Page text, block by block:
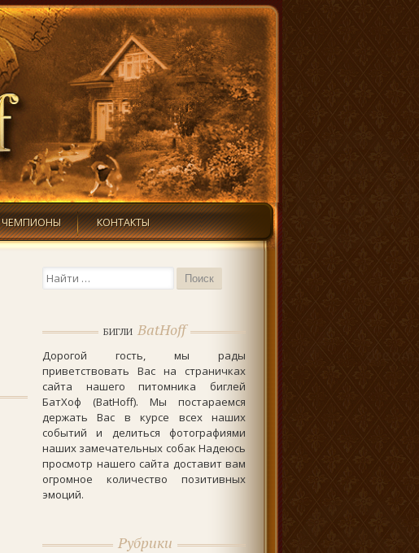
ЧЕМПИОНЫ КОНТАКТЫ
Поиск...
БИГЛИ BatHoff
Дорогой гость, мы рады
приветствовать Вас на страничках
сайта нашего питомника биглей
БатХоф (BatHoff). Мы постараемся
держать Вас в курсе всех наших
событий и делиться фотографиями
наших замечательных собак Надеюсь
просмотр нашего сайта доставит вам
огромное количество позитивных
эмоций.
Рубрики